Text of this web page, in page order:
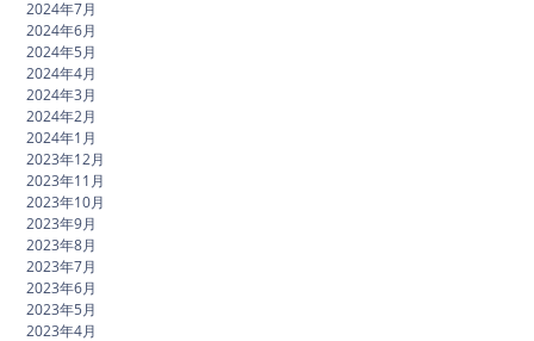
2024年7月
2024年6月
2024年5月
2024年4月
2024年3月
2024年2月
2024年1月
2023年12月
2023年11月
2023年10月
2023年9月
2023年8月
2023年7月
2023年6月
2023年5月
2023年4月